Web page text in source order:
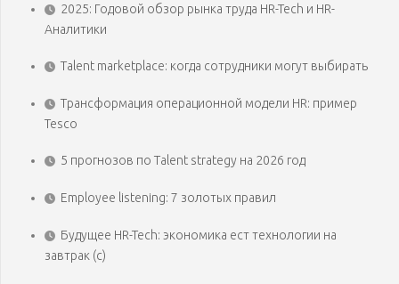
2025: Годовой обзор рынка труда HR-Tech и HR-
Аналитики
Talent marketplace: когда сотрудники могут выбирать
Трансформация операционной модели HR: пример
Tesco
5 прогнозов по Talent strategy на 2026 год
Employee listening: 7 золотых правил
Будущее HR-Tech: экономика ест технологии на
завтрак (с)